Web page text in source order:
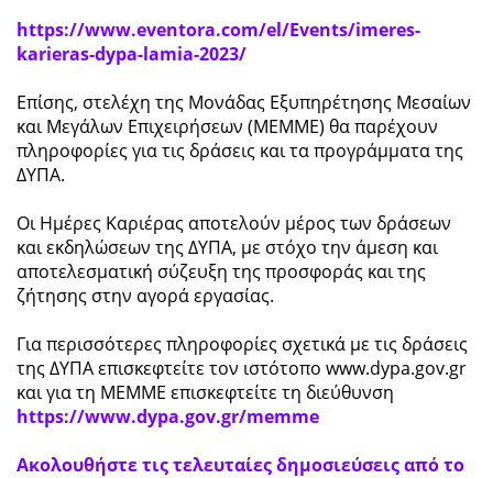
https://www.eventora.com/el/Events/imeres-
karieras-dypa-lamia-2023/
Επίσης, στελέχη της Μονάδας Εξυπηρέτησης Μεσαίων
και Μεγάλων Επιχειρήσεων (ΜΕΜΜΕ) θα παρέχουν
πληροφορίες για τις δράσεις και τα προγράμματα της
ΔΥΠΑ.
Οι Ημέρες Καριέρας αποτελούν μέρος των δράσεων
και εκδηλώσεων της ΔΥΠΑ, με στόχο την άμεση και
αποτελεσματική σύζευξη της προσφοράς και της
ζήτησης στην αγορά εργασίας.
Για περισσότερες πληροφορίες σχετικά με τις δράσεις
της ΔΥΠΑ επισκεφτείτε τον ιστότοπο www.dypa.gov.gr
και για τη ΜΕΜΜΕ επισκεφτείτε τη διεύθυνση
https://www.dypa.gov.gr/memme
Ακολουθήστε τις τελευταίες δημοσιεύσεις από το